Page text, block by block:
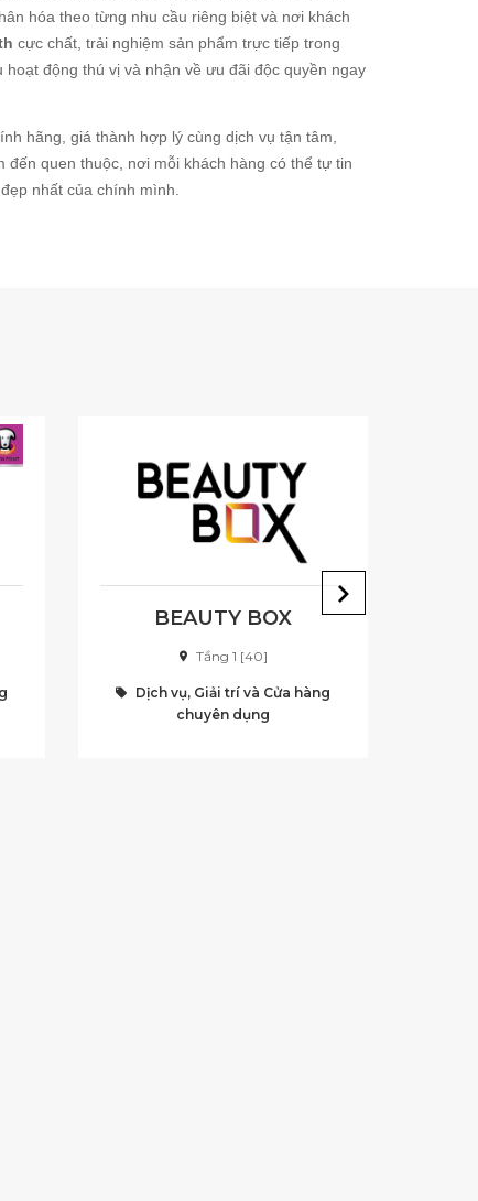
hóa theo từng nhu cầu riêng biệt và nơi khách
cực chất, trải nghiệm sản phẩm trực tiếp trong
hoạt động thú vị và nhận về ưu đãi độc quyền ngay
hãng, giá thành hợp lý cùng dịch vụ tận tâm,
đến quen thuộc, nơi mỗi khách hàng có thể tự tin
nhất của chính mình.
BEAUTY BOX
Tầng 1 [40]
Dịch vụ, Giải trí và Cửa hàng
chuyên dụng